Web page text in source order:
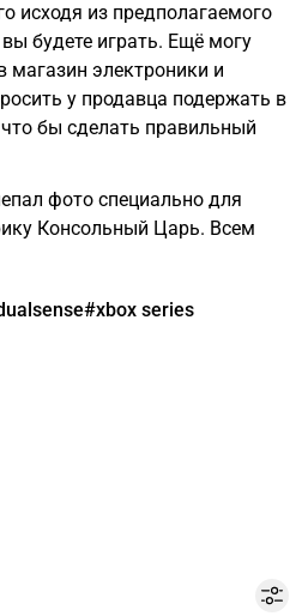
исходя из предполагаемого
будете играть. Ещё могу
магазин электроники и
у продавца подержать в
бы сделать правильный
фото специально для
Консольный Царь. Всем
#xbox series